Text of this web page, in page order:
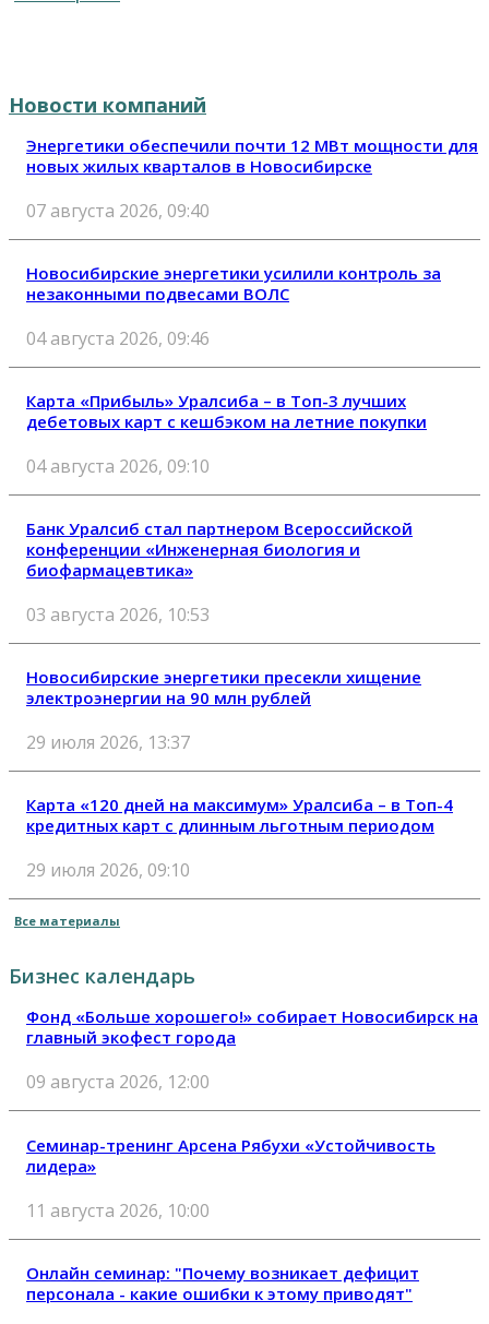
Новости компаний
Энергетики обеспечили почти 12 МВт мощности для
новых жилых кварталов в Новосибирске
07 августа 2026, 09:40
Новосибирские энергетики усилили контроль за
незаконными подвесами ВОЛС
04 августа 2026, 09:46
Карта «Прибыль» Уралсиба – в Топ-3 лучших
дебетовых карт с кешбэком на летние покупки
04 августа 2026, 09:10
Банк Уралсиб стал партнером Всероссийской
конференции «Инженерная биология и
биофармацевтика»
03 августа 2026, 10:53
Новосибирские энергетики пресекли хищение
электроэнергии на 90 млн рублей
29 июля 2026, 13:37
Карта «120 дней на максимум» Уралсиба – в Топ-4
кредитных карт с длинным льготным периодом
29 июля 2026, 09:10
Все материалы
Бизнес календарь
Фонд «Больше хорошего!» собирает Новосибирск на
главный экофест города
09 августа 2026, 12:00
Семинар-тренинг Арсена Рябухи «Устойчивость
лидера»
11 августа 2026, 10:00
Онлайн семинар: "Почему возникает дефицит
персонала - какие ошибки к этому приводят"